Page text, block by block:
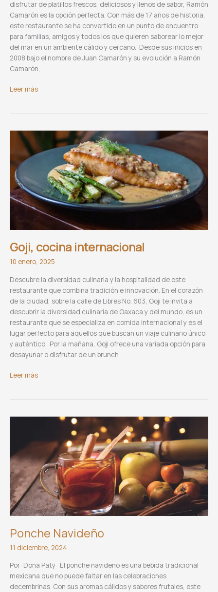
disfrutar de platillos frescos, deliciosos y llenos de sabor, Ramón
Camarón es la opción perfecta. Con más de 17 años de historia,
este restaurante se ha convertido en un punto de encuentro
para familias, amigos y todos los que quieren saborear lo mejor
del mar en un ambiente cálido y cercano. Desde sus inicios en
2008 bajo el nombre de Juan Camarón y su evolución a Ramón
Camarón,
Ramón
del
mar
Oaxaca
Leer más
Goji, cocina internacional
10 enero, 2025
Descubre la diversidad culinaria y la hospitalidad de este
restaurante que combina tradición e innovación. En el corazón
de la ciudad, sobre la calle de Libres No. 603, Goji te invita a
descubrir la diversidad culinaria de Oaxaca y del mundo, es un
restaurante que se especializa en comida internacional y es el
lugar perfecto para aquellos que buscan un viaje culinario único
y auténtico. Por la mañana, Goji ofrece una variada opción para
desayunar o disfrutar de un brunch
Goji,
Leer más
Ponche Navideño
11 diciembre, 2024
Por: Doña Paty El ponche navideño es una bebida tradicional
mexicana que no puede faltar en las celebraciones
decembrinas. Con sus aromas cálidos y sabores frutales, este